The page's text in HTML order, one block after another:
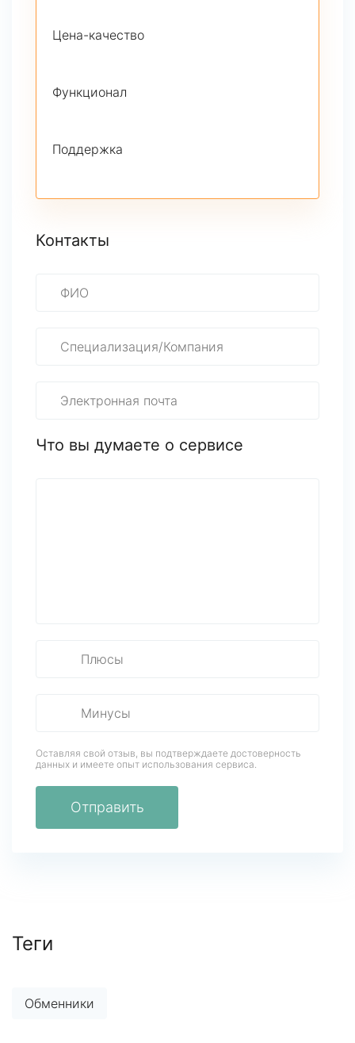
Цена-качество
Функционал
Поддержка
Контакты
Что вы думаете о сервисе
Оставляя свой отзыв, вы подтверждаете достоверность
данных и имеете опыт использования сервиса.
Отправить
Теги
Обменники